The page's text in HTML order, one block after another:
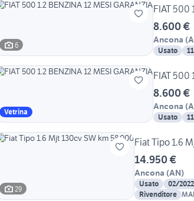
6
FIAT 500
8.600 €
Ancona (
Usato
Vetrina
FIAT 500
8.600 €
Ancona (
Usato
29
Fiat Tipo 1.6
14.950 €
Ancona (AN)
Usato 02/2022
Rivenditore